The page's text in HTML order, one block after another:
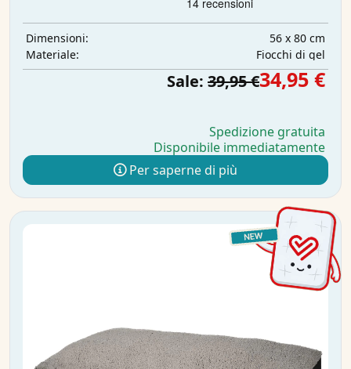
Dimensioni:
56 x 80 cm
Materiale:
Fiocchi di gel
Sale: 39,95 €34,95 €
Spedizione gratuita
Disponibile immediatamente
Per saperne di più